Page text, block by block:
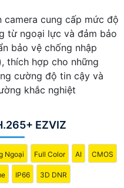
trời, bạn có thể yên
bị xâm nhập hoặc mất
camera cung cấp mức độ
từ ngoại lực và đảm bảo
bảo vệ chống nhập
thích hợp cho những
cường độ tin cậy và
khắc nghiệt
EZVIZ
Ngoại Full Color AI CMOS
IP66 3D DNR